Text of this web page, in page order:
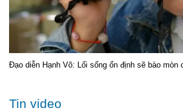
Đạo diễn Hạnh Võ: Lối sống ổn định sẽ bào mòn
Tin video